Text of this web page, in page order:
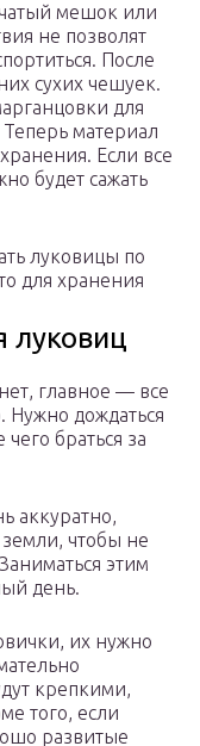
мешок или
не позволят
После
сухих чешуек.
для
материал
Если все
будет сажать
луковицы по
для хранения
луковиц
главное — все
Нужно дождаться
браться за
аккуратно,
чтобы не
этим
день.
их нужно
крепкими,
того, если
развитые